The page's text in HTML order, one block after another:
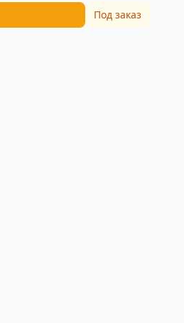
Под заказ